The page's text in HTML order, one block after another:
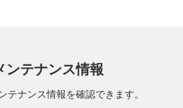
ンテナンス情報
テナンス情報を確認できます。